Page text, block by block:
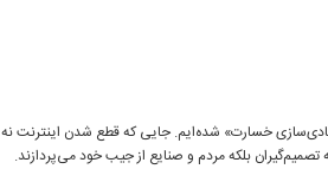
خسارت» شده‌ایم. جایی که قطع شدن اینترنت نه
بلکه مردم و صنایع از جیب خود می‌پردازند.